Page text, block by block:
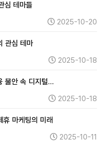
심 테마들
2025-10-20
관심 테마
2025-10-18
불안 속 디지털…
2025-10-18
마케팅의 미래
2025-10-11